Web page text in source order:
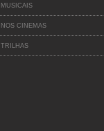
MUSICAIS
NOS CINEMAS
TRILHAS